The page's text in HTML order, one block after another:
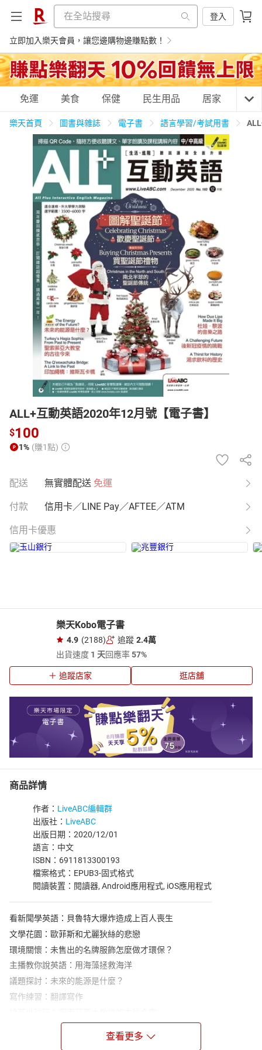
登入
立即加入樂天會員，讓您邊購物邊賺點數！
購物網分類
天天免運 美食蛋糕 養生保健 民生用品
居家生活 3C家電 運動休閒
女裝 男裝 化妝保養 情趣用品
日本購物 電子/紙本書
HOT
免運 美食 保健 民生用品 居家 3C
樂天首頁 圖書與雜誌 電子書 語言學習/考試用書
ALL+互動英語2020年12月號【電子書】
$100
1% (賺1點)
配送 無實體配送 免運
付款 信用卡／LINE Pay／AFTEE／ATM
信用卡優惠
樂天Kobo電子書
4.9 (2188) 追蹤 2.4萬
出貨速度 1 天回應率57%
追蹤店家 逛店舖
商品詳情
作者： LiveABC編輯群
出版社： LiveABC
出版日期：2020/12/01
語言：中文
ISBN：6911813300193
檔案格式：EPUB3-固式格式
閱讀裝置：閱讀器, Android應用程式, iOS應用程式
看新聞學英語：貝魯特大爆炸造成上百人喪生
文學花園：歐菲斯和尤麗狄絲的悲戀
環境關懷：未售出的名牌服飾怎麼做才環保？
主播教你說英語：用海藻拯救海洋
議題探討：未來的能源是什麼？
寫作練習：翻譯寫作
情境對話：圖解聖誕節、歡慶聖誕節
查看更多